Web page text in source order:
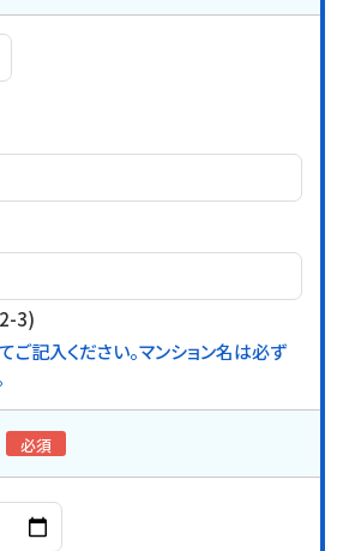
3)
記入ください。マンション名は必ず
必須